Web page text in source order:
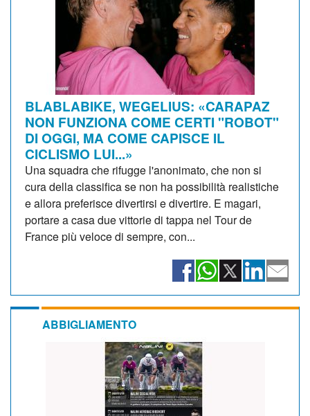
BLABLABIKE, WEGELIUS: «CARAPAZ
NON FUNZIONA COME CERTI "ROBOT"
DI OGGI, MA COME CAPISCE IL
CICLISMO LUI...»
Una squadra che rifugge l'anonimato, che non si
cura della classifica se non ha possibilità realistiche
e allora preferisce divertirsi e divertire. E magari,
portare a casa due vittorie di tappa nel Tour de
France più veloce di sempre, con...
ABBIGLIAMENTO